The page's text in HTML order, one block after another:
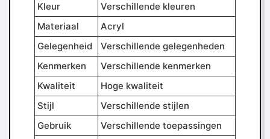
Kleur
Verschillende kleuren
Materiaal
Acryl
Gelegenheid
Verschillende gelegenheden
Kenmerken
Verschillende kenmerken
Kwaliteit
Hoge kwaliteit
Stijl
Verschillende stijlen
Gebruik
Verschillende toepassingen